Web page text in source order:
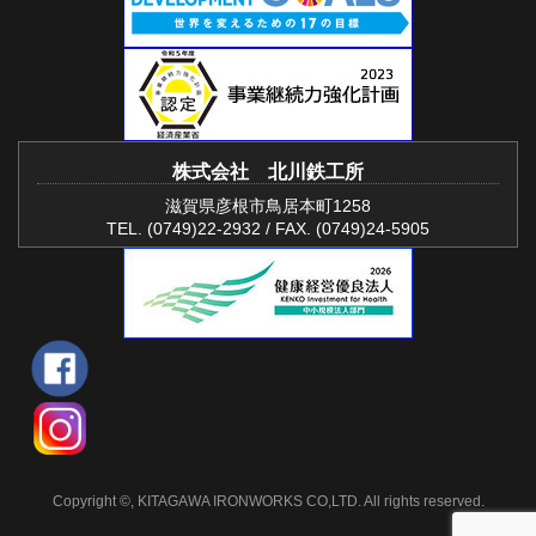
株式会社 北川鉄工所
滋賀県彦根市鳥居本町1258
TEL. (0749)22-2932 / FAX. (0749)24-5905
Copyright ©, KITAGAWA IRONWORKS CO,LTD. All rights reserved.